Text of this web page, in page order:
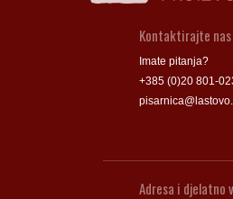
Kontaktirajte nas
Imate pitanja?
+385 (0)20 801-
Adresa i djelatno